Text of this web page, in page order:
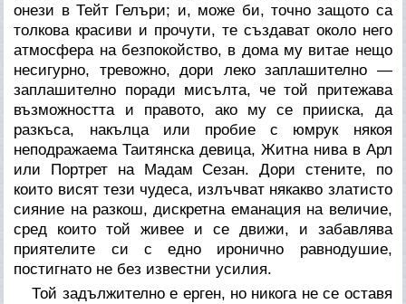
онези в Тейт Гелъри; и, може би, точно защото са
толкова красиви и прочути, те създават около него
атмосфера на безпокойство, в дома му витае нещо
несигурно, тревожно, дори леко заплашително —
заплашително поради мисълта, че той притежава
възможността и правото, ако му се прииска, да
разкъса, накълца или пробие с юмрук някоя
неподражаемаТаитянска девица, Житна нива в Арл
или Портрет на Мадам Сезан. Дори стените, по
които висят тези чудеса, излъчват някакво златисто
сияние на разкош, дискретна еманация на величие,
сред които той живее и се движи, и забавлява
приятелите си с едно иронично равнодушие,
постигнато не без известни усилия.
Той задължително е ерген, но никога не се оставя